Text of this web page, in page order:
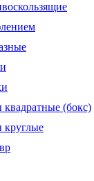
квадратные (бокс)
круглые